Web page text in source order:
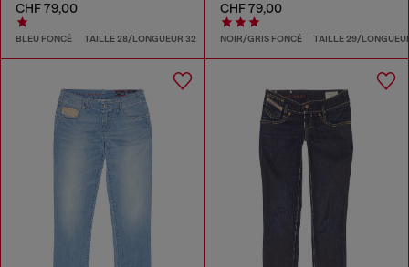
CHF 79,00
BLEU FONCÉ TAILLE 28/LONGUEUR 32
CHF 79,00
NOIR/GRIS FONCÉ TAILLE 29/